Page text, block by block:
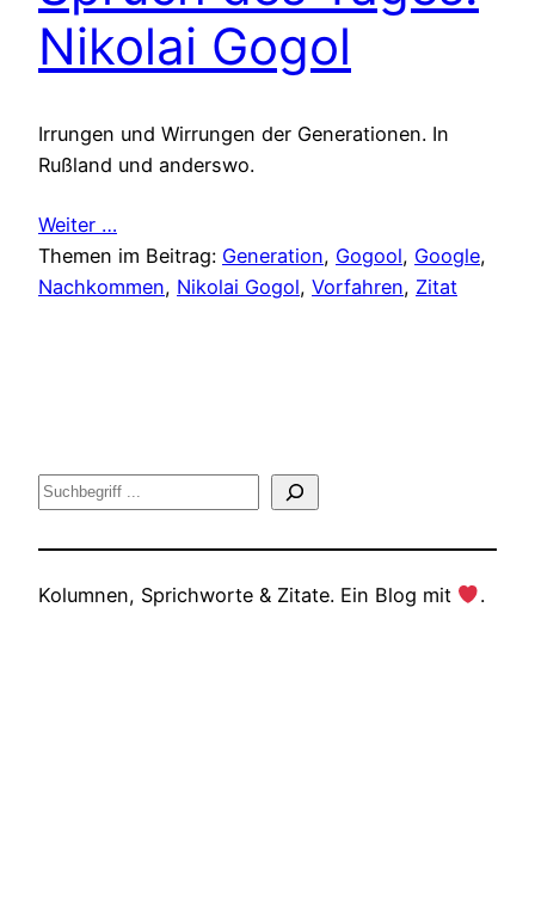
Nikolai Gogol
Irrungen und Wirrungen der Generationen. In
Rußland und anderswo.
Weiter …
Themen im Beitrag: Generation, Gogool, Google
Nachkommen, Nikolai Gogol, Vorfahren, Zitat
Suche
Kolumnen, Sprichworte & Zitate. Ein Blog mit .